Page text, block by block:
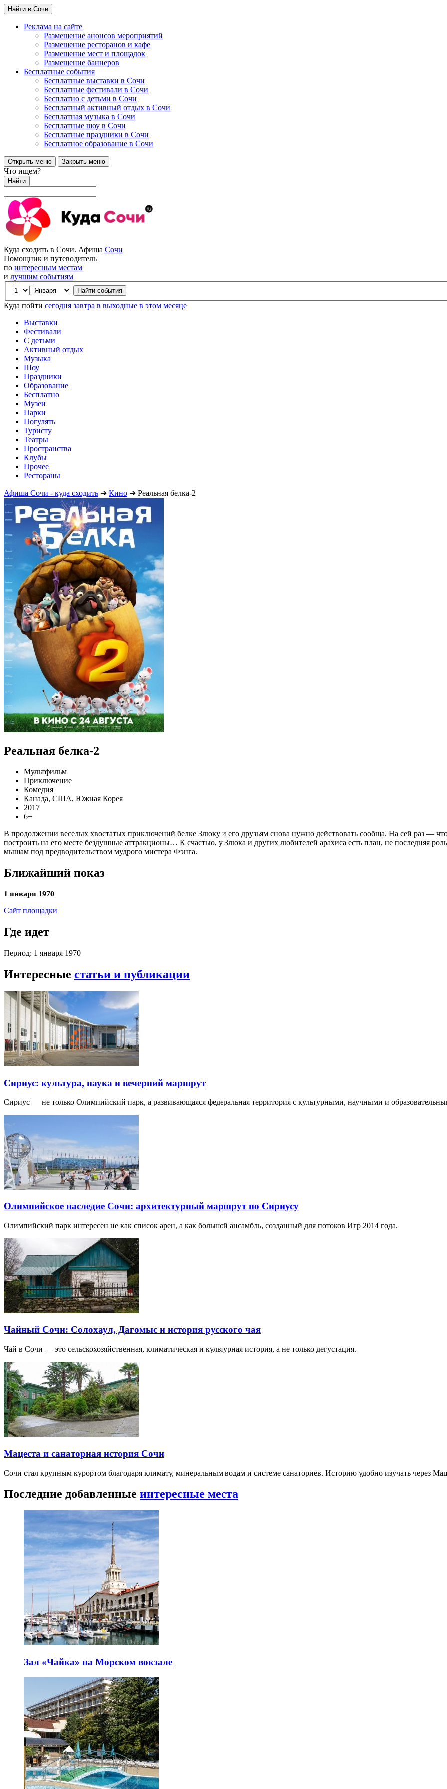
Найти в Сочи
Реклама на сайте
Размещение анонсов мероприятий
Размещение ресторанов и кафе
Размещение мест и площадок
Размещение баннеров
Бесплатные события
Бесплатные выставки в Сочи
Бесплатные фестивали в Сочи
Бесплатно с детьми в Сочи
Бесплатный активный отдых в Сочи
Бесплатная музыка в Сочи
Бесплатные шоу в Сочи
Бесплатные праздники в Сочи
Бесплатное образование в Сочи
Открыть меню Закрыть меню
Что ищем?
Найти
Куда сходить в Сочи. Афиша Сочи
Помощник и путеводитель
по интересным местам
и лучшим событиям
Куда пойти сегодня завтра в выходные в этом месяце
Выставки
Фестивали
С детьми
Активный отдых
Музыка
Шоу
Праздники
Образование
Бесплатно
Музеи
Парки
Погулять
Туристу
Театры
Пространства
Клубы
Прочее
Рестораны
Афиша Сочи - куда сходить ➔ Кино ➔ Реальная белка-2
Реальная белка-2
Мультфильм
Приключение
Комедия
Канада, США, Южная Корея
2017
6+
В продолжении веселых хвостатых приключений белке Злюку и его друзьям снова нужно действовать сообща. На сей раз —
построить на его месте бездушные аттракционы… К счастью, у Злюка и других любителей арахиса есть план, не последняя
мышам под предводительством мудрого мистера Фэнга.
Ближайший показ
1 января 1970
Сайт площадки
Где идет
Период: 1 января 1970
Интересные статьи и публикации
Сириус: культура, наука и вечерний маршрут
Сириус — не только Олимпийский парк, а развивающаяся федеральная территория с культурными, научными и
Олимпийское наследие Сочи: архитектурный маршрут по Сириусу
Олимпийский парк интересен не как список арен, а как большой ансамбль, созданный для потоков Игр 2014 года.
Чайный Сочи: Солохаул, Дагомыс и история русского чая
Чай в Сочи — это сельскохозяйственная, климатическая и культурная история, а не только дегустация.
Мацеста и санаторная история Сочи
Сочи стал крупным курортом благодаря климату, минеральным водам и системе санаториев. Историю удобно изучать через
Последние добавленные интересные места
Зал «Чайка» на Морском вокзале